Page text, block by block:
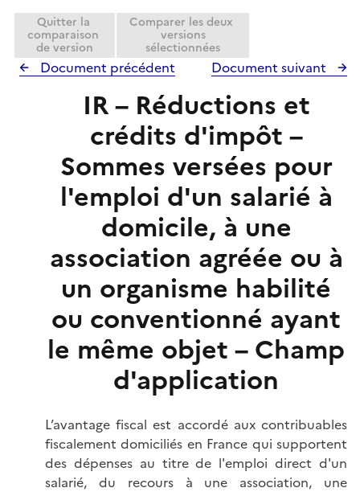
Quitter la
comparaison
de version
Comparer les deux
versions
sélectionnées
Document précédent Document suivant
IR – Réductions et
crédits d'impôt –
Sommes versées pour
l'emploi d'un salarié à
domicile, à une
association agréée ou à
un organisme habilité
ou conventionné ayant
le même objet – Champ
d'application
L’avantage fiscal est accordé aux contribuables
fiscalement domiciliés en France qui supportent
des dépenses au titre de l'emploi direct d'un
salarié, du recours à une association, une